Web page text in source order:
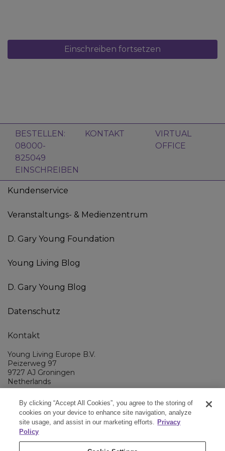
zu begegnen.Einschreiben fortsetzen
BESTELLEN:
08000-
825049
KONTAKT
VIRTUAL
OFFICE
EINSCHREIBEN
Kundenservice
Veranstaltungs- & Medienzentrum
D. Gary Young Foundation
Young Living Blog
D. Gary Young Blog
Datenschutz
Kontakt
Young Living Europe B.V.
Peizerweg 97
9727 AJ Groningen
Netherlands
Kundenservice:
08000-825049
Young Living EMEA Ltd Hauptquartier: 44 (0) 20 3935 9000
By clicking “Accept All Cookies”, you agree to the storing of
cookies on your device to enhance site navigation, analyze
site usage, and assist in our marketing efforts. Privacy
Policy